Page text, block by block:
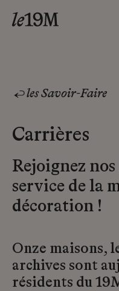
les Savoir-Faire
Carrières
Rejoignez
service de la
décoration !
Onze maisons,
archives sont
résidents du